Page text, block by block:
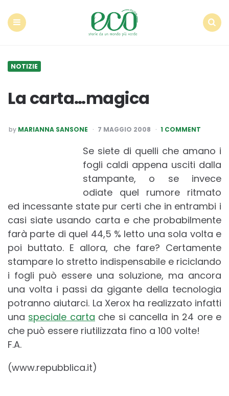
NOTIZIE
La carta…magica
POSTED
BY
by MARIANNA SANSONE 7 MAGGIO 2008 1 COMMENT
Se siete di quelli che amano i
fogli caldi appena usciti dalla
stampante, o se invece
odiate quel rumore ritmato
ed incessante state pur certi che in entrambi i
casi siate usando carta e che probabilmente
farà parte di quel 44,5 % letto una sola volta e
poi buttato. E allora, che fare? Certamente
stampare lo stretto indispensabile e riciclando
i fogli può essere una soluzione, ma ancora
una volta i passi da gigante della tecnologia
potranno aiutarci. La Xerox ha realizzato infatti
una speciale carta che si cancella in 24 ore e
che può essere riutilizzata fino a 100 volte!
F.A.
(www.repubblica.it)